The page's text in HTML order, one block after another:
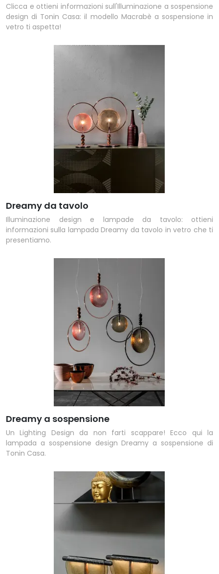
Clicca e ottieni informazioni sull'Illuminazione a sospensione
design di Tonin Casa: il modello Macrabè a sospensione in
vetro ti aspetta!
Dreamy da tavolo
Illuminazione design e lampade da tavolo: ottieni
informazioni sulla lampada Dreamy da tavolo in vetro che ti
presentiamo.
Dreamy a sospensione
Un Lighting Design da non farti scappare! Ecco qui la
lampada a sospensione design Dreamy a sospensione di
Tonin Casa.